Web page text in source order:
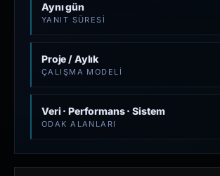
Aynı gün
YANIT SÜRESI
Proje / Aylık
ÇALIŞMA MODELI
Veri · Performans · Sistem
ODAK ALANLARI